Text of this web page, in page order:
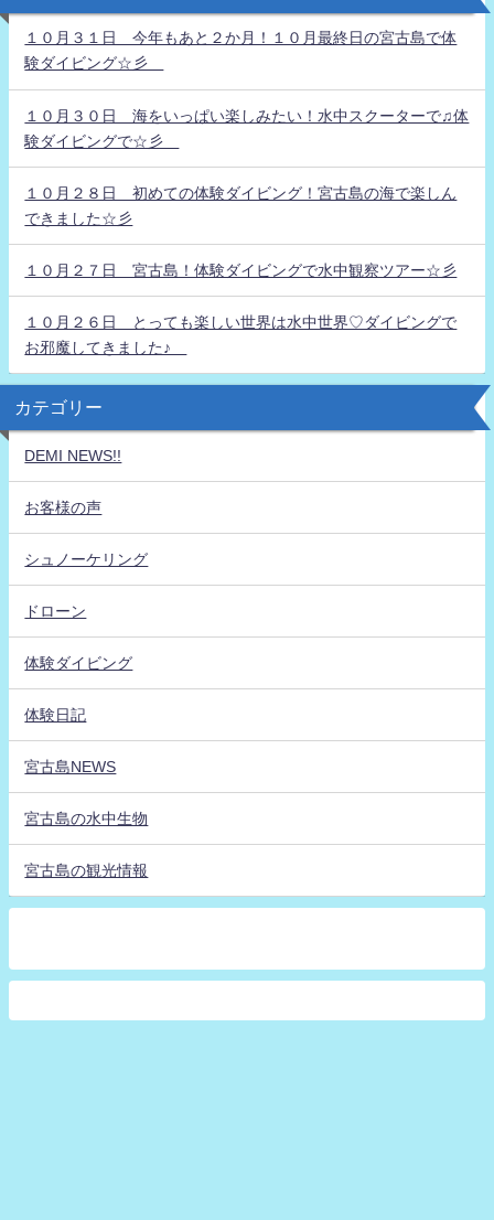
１０月３１日 今年もあと２か月！１０月最終日の宮古島で体
験ダイビング☆彡
１０月３０日 海をいっぱい楽しみたい！水中スクーターで♫体
験ダイビングで☆彡
１０月２８日 初めての体験ダイビング！宮古島の海で楽しん
できました☆彡
１０月２７日 宮古島！体験ダイビングで水中観察ツアー☆彡
１０月２６日 とっても楽しい世界は水中世界♡ダイビングで
お邪魔してきました♪
カテゴリー
DEMI NEWS!!
お客様の声
シュノーケリング
ドローン
体験ダイビング
体験日記
宮古島NEWS
宮古島の水中生物
宮古島の観光情報